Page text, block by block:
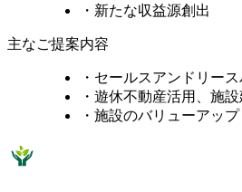
GLP平塚Ⅰ
GLP ALFALINK 流山8
・新たな収益源創出
主なご提案内容
・セールスアンドリー
・遊休不動産活用、施
・施設のバリューアップ